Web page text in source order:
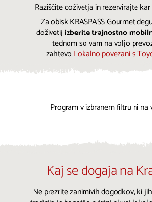
Raziščite doživetja in rezervirajte kar
Za obisk KRASPASS Gourmet
doživetijizberite trajnostno
tednom so vam na voljo
zahtevoLokalno povezani s
Program v izbranem filtru ni na
Kaj se dogaja na
Ne prezrite zanimivih dogodkov, ki